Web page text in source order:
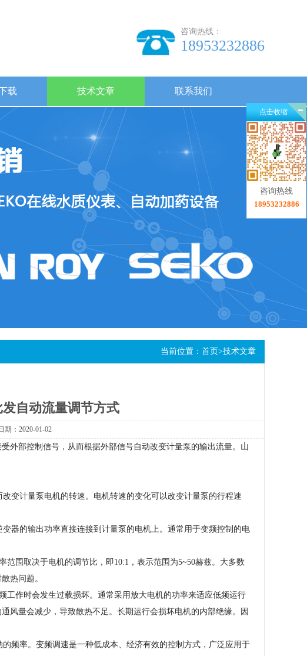
咨询热线：
18953232886
载 技术文章 联系我们
当前位置： 首页>技术文章
自动流量调节方式
期：2020-01-02
外部控制信号，从而根据外部信号自动改变计量泵的输出流量。 山
变计量泵电机的转速。电机转速的变化可以改变计量泵的行程速
器的输出功率直接连接到计量泵的电机上。通常用于变频控制的电
围取决于电机的调节比，即10:1，表示范围为5~50赫兹。大多数
热问题。
作时会发生过载损坏。通常采用放大电机的功率来适应低频运行
风量会减少，导致散热不足。长期运行会损坏电机的内部绝缘。因
频率。变频调速是一种低成本、经济有效的控制方式，广泛应用于
点击收缩
咨询热线
18953232886